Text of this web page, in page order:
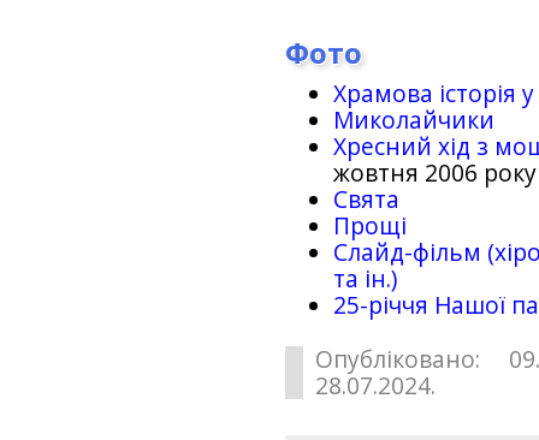
Фото
Храмова історія
Миколайчики
Хресний хід з
жовтня 2006 року
Свята
Прощі
Слайд-фільм
та ін.)
25-рiччя Нашої
Опубліковано:
28.07.2024.